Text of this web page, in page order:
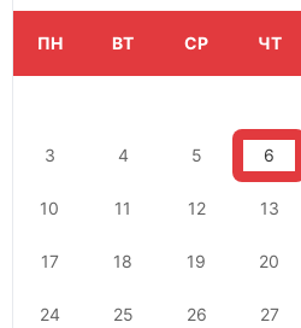
ПН ВТ СР ЧТ
3 4 5 6
10 11 12 13
17 18 19 20
24 25 26 27